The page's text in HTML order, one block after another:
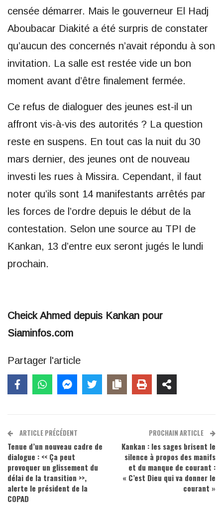
censée démarrer. Mais le gouverneur El Hadj
Aboubacar Diakité a été surpris de constater
qu’aucun des concernés n’avait répondu à son
invitation. La salle est restée vide un bon
moment avant d’être finalement fermée.
Ce refus de dialoguer des jeunes est-il un
affront vis-à-vis des autorités ? La question
reste en suspens. En tout cas la nuit du 30
mars dernier, des jeunes ont de nouveau
investi les rues à Missira. Cependant, il faut
noter qu’ils sont 14 manifestants arrêtés par
les forces de l’ordre depuis le début de la
contestation. Selon une source au TPI de
Kankan, 13 d’entre eux seront jugés le lundi
prochain.
Cheick Ahmed depuis Kankan pour
Siaminfos.com
Partager l'article
ARTICLE PRÉCÉDENT
Tenue d’un nouveau cadre de
dialogue : << Ça peut
provoquer un glissement du
délai de la transition >>,
alerte le président de la
COPAD
PROCHAIN ARTICLE
Kankan : les sages brisent le
silence à propos des manifs
et du manque de courant :
« C’est Dieu qui va donner le
courant »